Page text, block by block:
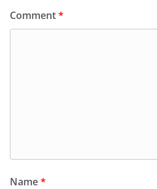
Comment*
Name*